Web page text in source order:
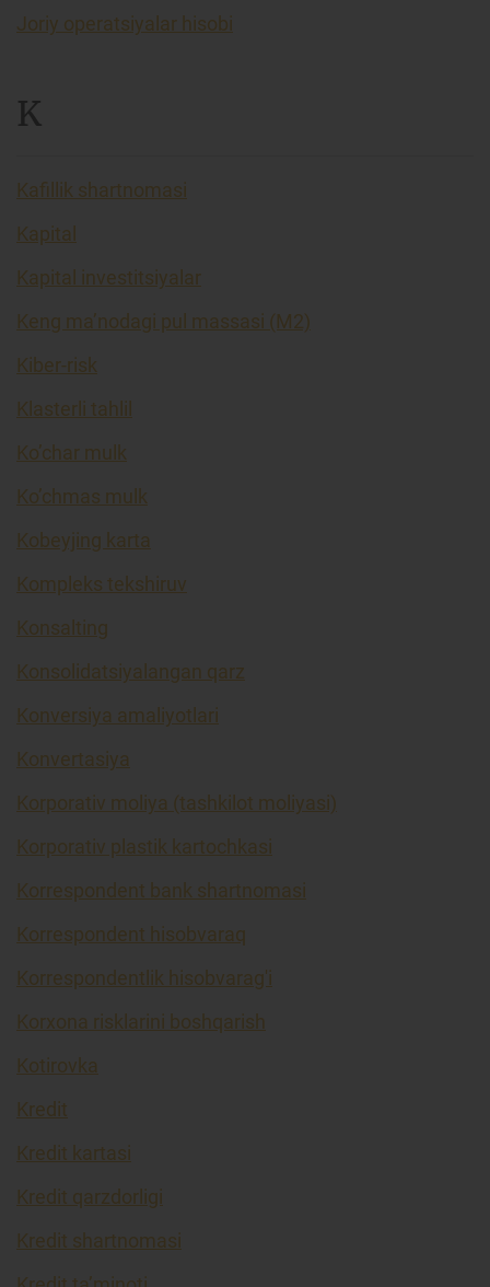
Joriy operatsiyalar hisobi
K
Kafillik shartnomasi
Kapital
Kapital investitsiyalar
Keng ma’nodagi pul massasi (M2)
Kiber-risk
Klasterli tahlil
Ko’char mulk
Ko’chmas mulk
Kobeyjing karta
Kompleks tekshiruv
Konsalting
Konsolidatsiyalangan qarz
Konversiya amaliyotlari
Konvertasiya
Korporativ moliya (tashkilot moliyasi)
Korporativ plastik kartochkasi
Korrespondent bank shartnomasi
Korrespondent hisobvaraq
Korrespondentlik hisobvarag'i
Korxona risklarini boshqarish
Kotirovka
Kredit
Kredit kartasi
Kredit qarzdorligi
Kredit shartnomasi